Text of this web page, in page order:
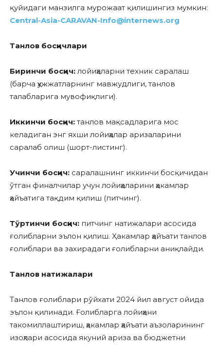
қуйидаги манзилга мурожаат қилишингиз мумкин:
Central-Asia-CARAVAN-Info@internews.org
Танлов босқичлари
Биринчи босқич: лойиҳаларни техник саралаш
(барча ҳужжатларнинг мавжудлиги, танлов
талабларига мувофиқлиги).
Иккинчи босқич: танлов мақсадларига мос
келадиган энг яхши лойиҳалар аризаларини
саралаб олиш (шорт-листинг).
Учинчи босқич: саралашнинг иккинчи босқичидан
ўтган финалчилар учун лойиҳаларини ҳакамлар
ҳайъатига тақдим қилиш (питчинг).
Тўртинчи босқич: питчинг натижалари асосида
ғолибларни эълон қилиш. Ҳакамлар ҳайъати танлов
ғолиблари ва захирадаги ғолибларни аниқлайди.
Танлов натижалари
Танлов ғолиблари рўйхати 2024 йил август ойида
эълон қилинади. Ғолибларга лойиҳани
такомиллаштириш, ҳакамлар ҳайъати аъзоларининг
изоҳлари асосида якуний ариза ва бюджетни